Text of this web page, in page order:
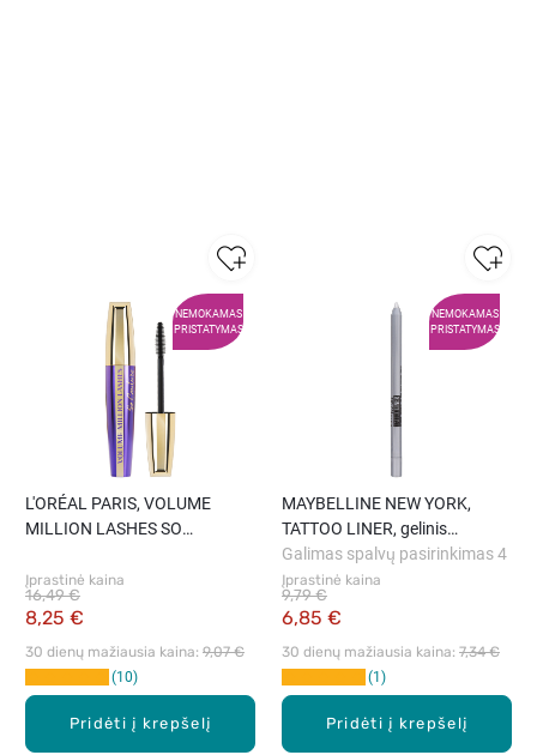
NEMOKAMAS
PRISTATYMAS
Pridėti į krepšelį
L′ORÉAL PARIS, VOLUME
MILLION LASHES SO
juodas, 9,5 ml
Įprastinė kaina
8,25 €
16,49 €
30 dienų mažiausia kaina: 9,07 €
10
NEMOKAMAS
PRISTATYMAS
Pridėti į krepšelį
MAYBELLINE NEW YORK,
TATTOO LINER, gelinis
pieštukas, 1.3 g
Įprastinė kaina
6,85 €
9,79 €
30 dienų mažiausia kaina: 7,34 €
Galimas spalvų pasirinkimas 4
1